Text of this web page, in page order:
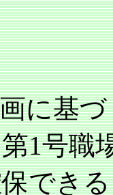
に基
1号職
でき